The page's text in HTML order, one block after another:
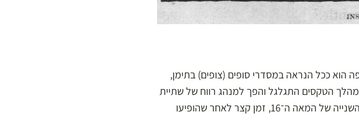
הוא ככל הנראה במסדרי סופים (צופים) בתימן,
הטקסים התגלגל והפך למנהג רווח של שתיית
קפה בקרב הציבור. בתי הקפה הראשונים בירושלים הופיעו כבר במחצית השנייה של המאה ה־16, זמן קצר לאחר שהופיעו